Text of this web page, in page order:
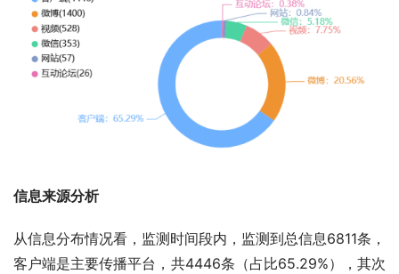
信息来源分析
从信息分布情况看，监测时间段内，监测到总信息6811条，
客户端是主要传播平台，共4446条（占比65.29%），其次